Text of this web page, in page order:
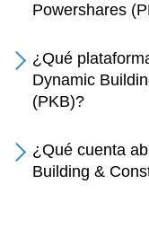
Powershares
¿Qué
Dynamic
(PKB)?
¿Qué cuenta
Building &